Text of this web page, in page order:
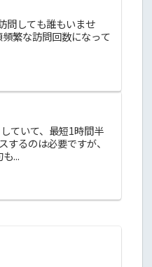
問しても誰もいませ
繁な訪問回数になって
ていて、最短1時間半
るのは必要ですが、
...